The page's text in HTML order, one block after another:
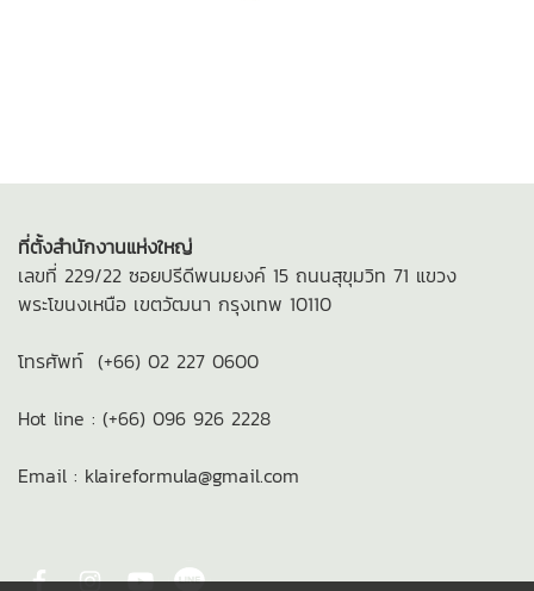
ที่ตั้งสำนักงานแห่งใหญ่
เลขที่ 229/22 ซอยปรีดีพนมยงค์ 15 ถนนสุขุมวิท 71 แขวง
พระโขนงเหนือ เขตวัฒนา กรุงเทพ 10110
โทรศัพท์ (+66) 02 227 0600
Hot line : (+66) 096 926 2228
Email : klaireformula@gmail.com